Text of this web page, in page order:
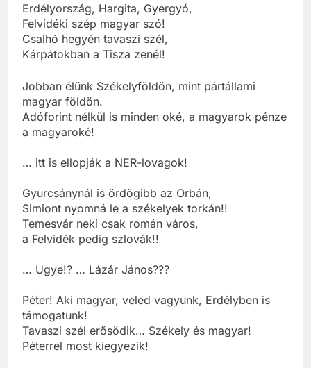
Erdélyország, Hargita, Gyergyó,
Felvidéki szép magyar szó!
Csalhó hegyén tavaszi szél,
Kárpátokban a Tisza zenél!
Jobban élünk Székelyföldön, mint pártállami
magyar földön.
Adóforint nélkül is minden oké, a magyarok pénze
a magyaroké!
… itt is ellopják a NER-lovagok!
Gyurcsánynál is ördögibb az Orbán,
Simiont nyomná le a székelyek torkán!!
Temesvár neki csak román város,
a Felvidék pedig szlovák!!
… Ugye!? … Lázár János???
Péter! Aki magyar, veled vagyunk, Erdélyben is
támogatunk!
Tavaszi szél erősödik… Székely és magyar!
Péterrel most kiegyezik!